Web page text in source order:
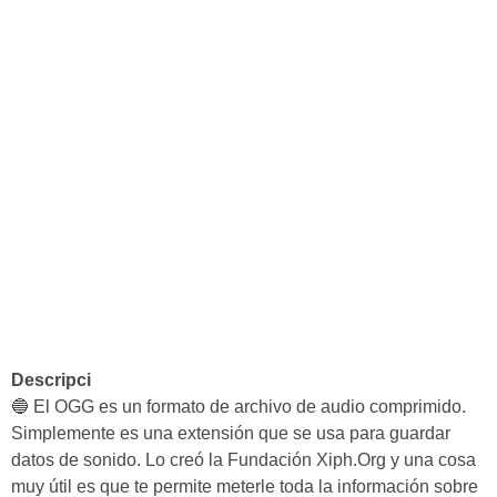
Descripci
🔵 El OGG es un formato de archivo de audio comprimido.
Simplemente es una extensión que se usa para guardar
datos de sonido. Lo creó la Fundación Xiph.Org y una cosa
muy útil es que te permite meterle toda la información sobre